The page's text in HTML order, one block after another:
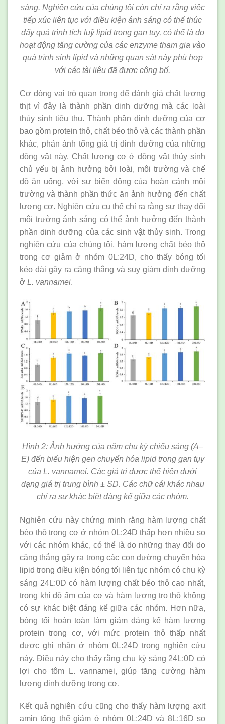
sáng. Nghiên cứu của chúng tôi còn chỉ ra rằng việc
tiếp xúc liên tục với điều kiện ánh sáng có thể thúc
đẩy quá trình tích luỹ lipid trong gan tụy, có thể là do
hoạt động tăng cường của các enzyme tham gia vào
quá trình sinh lipid và những quan sát này phù hợp
với các tài liệu đã được công bố.
Cơ đóng vai trò quan trọng để đánh giá chất lượng
thịt vì đây là thành phần dinh dưỡng mà các loài
thủy sinh tiêu thụ. Thành phần dinh dưỡng của cơ
bao gồm protein thô, chất béo thô và các thành phần
khác, phản ánh tổng giá trị dinh dưỡng của những
động vật này. Chất lượng cơ ở động vật thủy sinh
chủ yếu bị ảnh hưởng bởi loài, môi trường và chế
độ ăn uống, với sự biến động của hoàn cảnh môi
trường và thành phần thức ăn ảnh hưởng đến chất
lượng cơ. Nghiên cứu cụ thể chỉ ra rằng sự thay đổi
môi trường ánh sáng có thể ảnh hưởng đến thành
phần dinh dưỡng của các sinh vật thủy sinh. Trong
nghiên cứu của chúng tôi, hàm lượng chất béo thô
trong cơ giảm ở nhóm 0L:24D, cho thấy bóng tối
kéo dài gây ra căng thẳng và suy giảm dinh dưỡng
ở L. vannamei.
Hình 2: Ảnh hưởng của năm chu kỳ chiếu sáng (A–
E) đến biểu hiện gen chuyển hóa lipid trong gan tụy
của L. vannamei. Các giá trị được thể hiện dưới
dạng giá trị trung bình ± SD. Các chữ cái khác nhau
chỉ ra sự khác biệt đáng kể giữa các nhóm.
Nghiên cứu này chứng minh rằng hàm lượng chất
béo thô trong cơ ở nhóm 0L:24D thấp hơn nhiều so
với các nhóm khác, có thể là do những thay đổi do
căng thẳng gây ra trong các con đường chuyển hóa
lipid trong điều kiện bóng tối liên tục nhóm có chu kỳ
sáng 24L:0D có hàm lượng chất béo thô cao nhất,
trong khi độ ẩm của cơ và hàm lượng tro thô không
có sự khác biệt đáng kể giữa các nhóm. Hơn nữa,
bóng tối hoàn toàn làm giảm đáng kể hàm lượng
protein trong cơ, với mức protein thô thấp nhất
được ghi nhận ở nhóm 0L:24D trong nghiên cứu
này. Điều này cho thấy rằng chu kỳ sáng 24L:0D có
lợi cho tôm L. vannamei, giúp tăng cường hàm
lượng dinh dưỡng trong cơ.
Kết quả nghiên cứu cũng cho thấy hàm lượng axit
amin tổng thể giảm ở nhóm 0L:24D và 8L:16D so